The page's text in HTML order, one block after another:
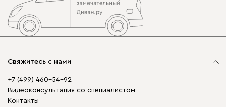
Свяжитесь с нами
+7 (499) 460-54-92
Видеоконсультация со специалистом
Контакты